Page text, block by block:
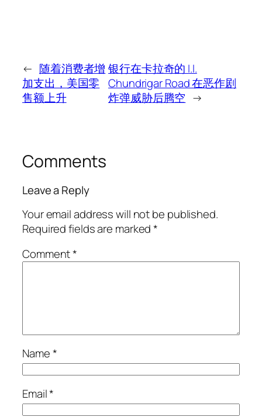
← 随着消费者增
加支出，美国零
售额上升
银行在卡拉奇的 I.I.
Chundrigar Road 在恶作剧
炸弹威胁后腾空 →
Comments
Leave a Reply
Your email address will not be published.
Required fields are marked*
Comment*
Name*
Email*